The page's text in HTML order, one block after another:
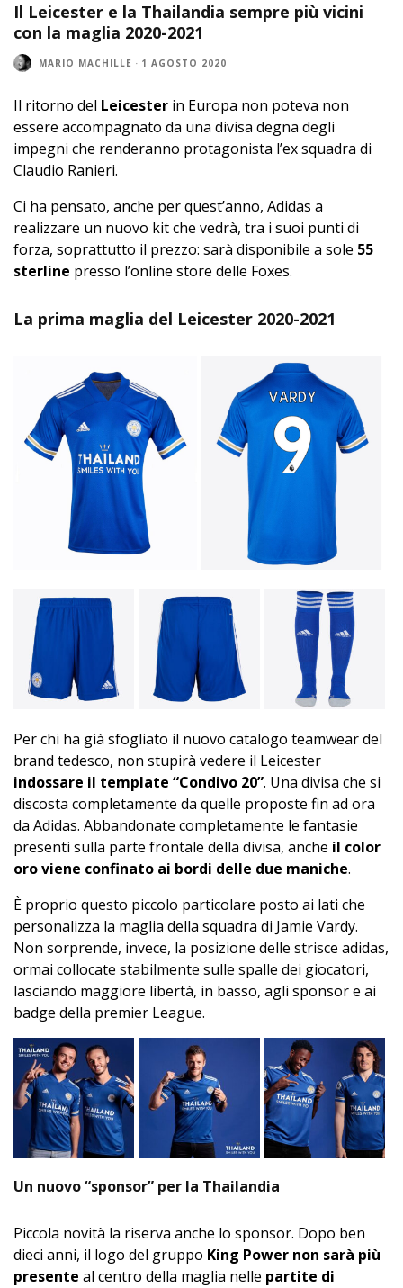
Il Leicester e la Thailandia sempre più vicini
con la maglia 2020-2021
MARIO MACHILLE · 1 AGOSTO 2020
Il ritorno del Leicester in Europa non poteva non
essere accompagnato da una divisa degna degli
impegni che renderanno protagonista l’ex squadra di
Claudio Ranieri.
Ci ha pensato, anche per quest’anno, Adidas a
realizzare un nuovo kit che vedrà, tra i suoi punti di
forza, soprattutto il prezzo: sarà disponibile a sole 55
sterline presso l’online store delle Foxes.
La prima maglia del Leicester 2020-2021
Per chi ha già sfogliato il nuovo catalogo teamwear del
brand tedesco, non stupirà vedere il Leicester
indossare il template “Condivo 20”. Una divisa che si
discosta completamente da quelle proposte fin ad ora
da Adidas. Abbandonate completamente le fantasie
presenti sulla parte frontale della divisa, anche il color
oro viene confinato ai bordi delle due maniche.
È proprio questo piccolo particolare posto ai lati che
personalizza la maglia della squadra di Jamie Vardy.
Non sorprende, invece, la posizione delle strisce adidas,
ormai collocate stabilmente sulle spalle dei giocatori,
lasciando maggiore libertà, in basso, agli sponsor e ai
badge della premier League.
Un nuovo “sponsor” per la Thailandia
Piccola novità la riserva anche lo sponsor. Dopo ben
dieci anni, il logo del gruppo King Power non sarà più
presente al centro della maglia nelle partite di